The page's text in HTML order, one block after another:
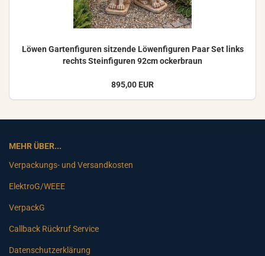
Löwen Gar­ten­fi­gu­ren sit­zen­de Lö­wen­fi­gu­ren Paar Set links
rechts Stein­fi­gu­ren 92cm ocker­braun
895,00 EUR
MEHR ÜBER...
Verpackungs- und Versandkosten
ElektroG/WEEE
VerpackG
Callback Rückruf Service
Datenschutzerklärung